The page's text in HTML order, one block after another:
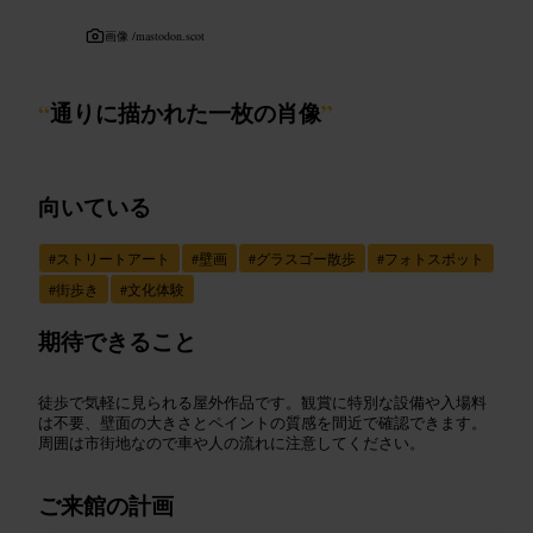
画像 /mastodon.scot
“通りに描かれた一枚の肖像”
向いている
#ストリートアート #壁画 #グラスゴー散歩 #フォトスポット
#街歩き #文化体験
期待できること
徒歩で気軽に見られる屋外作品です。観賞に特別な設備や入場料
は不要、壁面の大きさとペイントの質感を間近で確認できます。
周囲は市街地なので車や人の流れに注意してください。
ご来館の計画